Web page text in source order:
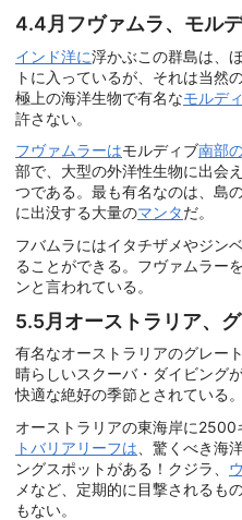
4.4月フヴァムラ、モル
インド洋に浮かぶこの群島は、
トに入っているが、それは当然
極上の海洋生物で有名なモルデ
許さない。
フヴァムラーはモルディブ南部
部で、大型の外洋性生物に出会
つである。最も有名なのは、島
に出没する大量のマンタだ。
フバムラにはイタチザメやジン
ることができる。フヴァムラー
ンと言われている。
5.5月オーストラリア、
有名なオーストラリアのグレー
晴らしいスクーバ・ダイビング
快適な絶好の季節とされている。
オーストラリアの東海岸に2500
トバリアリーフは 、驚くべき海
ングスポットがある！クジラ、
メなど、定期的に目撃されるも
もない。